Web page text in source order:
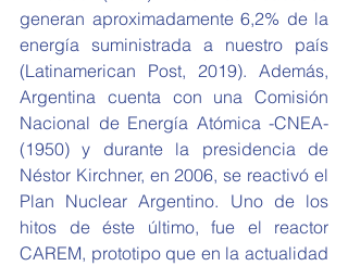
generan aproximadamente 6,2% de la
energía suministrada a nuestro país
(Latinamerican Post, 2019). Además,
Argentina cuenta con una Comisión
Nacional de Energía Atómica -CNEA-
(1950) y durante la presidencia de
Néstor Kirchner, en 2006, se reactivó el
Plan Nuclear Argentino. Uno de los
hitos de éste último, fue el reactor
CAREM, prototipo que en la actualidad